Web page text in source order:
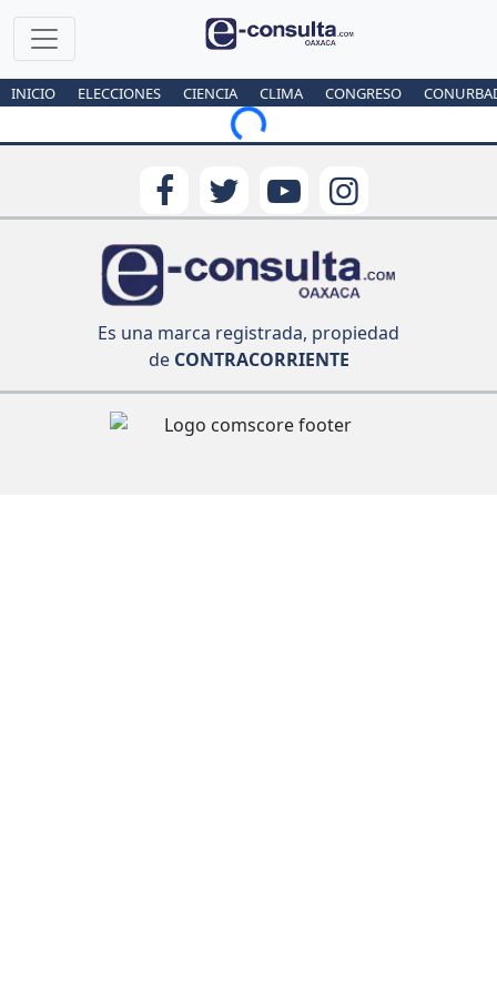
INICIO ELECCIONES CIENCIA CLIMA CONGRESO
Loading...
Es una marca registrada, propiedad
deCONTRACORRIENTE